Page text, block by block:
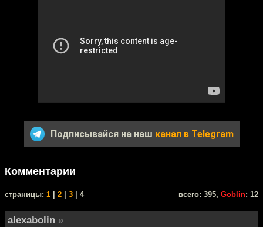
Подписывайся на наш канал в Telegram
Комментарии
cтраницы: 1 2 3 | 4 всего: 395, Goblin: 12
alexabolin »